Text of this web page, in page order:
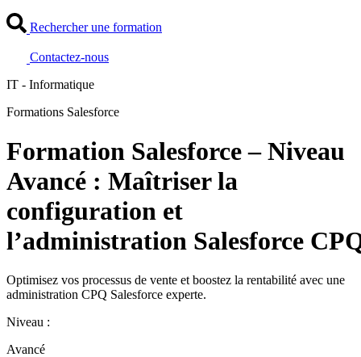
Rechercher une formation
Contactez-nous
IT - Informatique
Formations Salesforce
Formation Salesforce – Niveau
Avancé : Maîtriser la
configuration et
l’administration Salesforce
Optimisez vos processus de vente et boostez la rentabilité avec une
administration CPQ Salesforce experte.
Niveau :
Avancé